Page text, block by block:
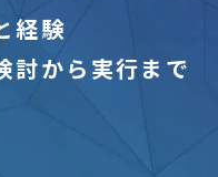
経験
討から実行まで